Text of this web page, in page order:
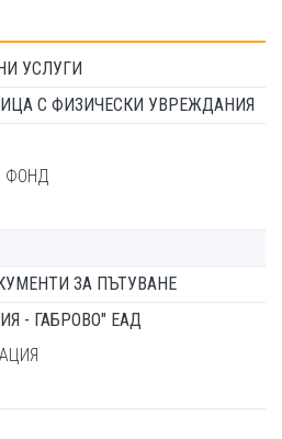
УСЛУГИ
С ФИЗИЧЕСКИ УВРЕЖДАНИЯ
ФОНД
ЗА ПЪТУВАНЕ
- ГАБРОВО" ЕАД